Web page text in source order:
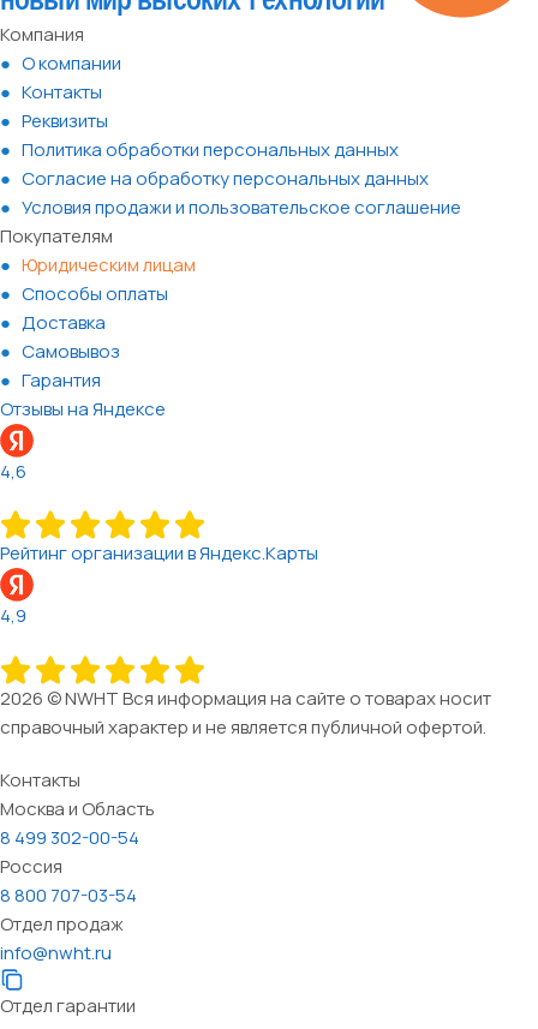
Компания
О компании
Контакты
Реквизиты
Политика обработки персональных данных
Согласие на обработку персональных данных
Условия продажи и пользовательское соглашение
Покупателям
Юридическим лицам
Способы оплаты
Доставка
Самовывоз
Гарантия
Отзывы на Яндексе
4,6
Рейтинг организации в Яндекс.Карты
4,9
2026 © NWHT Вся информация на сайте о товарах носит
справочный характер и не является публичной офертой.
Контакты
Москва и Область
8 499 302-00-54
Россия
8 800 707-03-54
Отдел продаж
info@nwht.ru
Отдел гарантии